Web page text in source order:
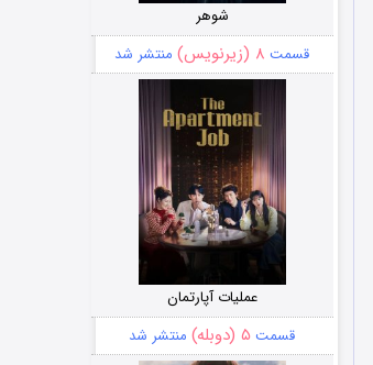
شوهر
قسمت ۸ (زیرنویس) منتشر شد
عملیات آپارتمان
قسمت ۵ (دوبله) منتشر شد